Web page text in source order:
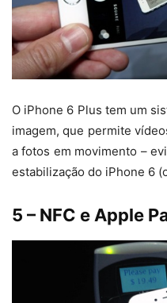
O iPhone 6 Plus tem um
imagem, que permite
a fotos em movimento –
estabilização do iPhone 6
5 – NFC e Apple